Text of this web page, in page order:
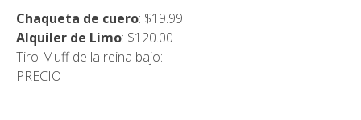
Chaqueta de cuero: $19.99
Alquiler de Limo: $120.00
Tiro Muff de la reina bajo:
PRECIO